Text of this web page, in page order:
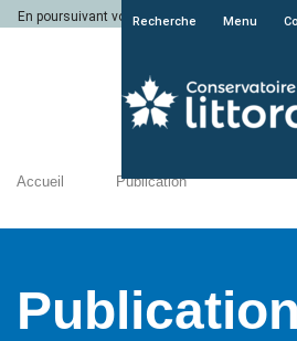
En poursuivant votre navigation sur le site
Recherche Menu
Accueil Publication
Publication